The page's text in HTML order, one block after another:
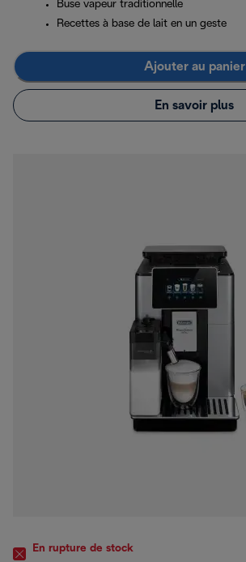
Buse vapeur traditionnelle
Recettes à base de lait en un geste
Ajouter au panier
En savoir plus
En rupture de stock